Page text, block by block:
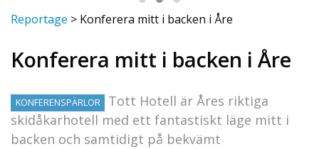
Reportage > Konferera mitt i backen i Åre
Konferera mitt i backen i Åre
KONFERENSPÄRLOR
Tott Hotell är Åres riktiga
skidåkarhotell med ett fantastiskt läge mitt i
backen och samtidigt på bekvämt